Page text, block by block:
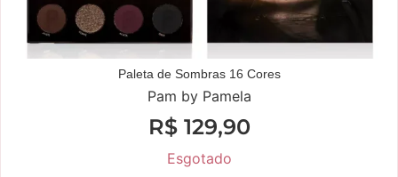
Paleta de Sombras 16 Cores
Pam by Pamela
R$129,90
Esgotado